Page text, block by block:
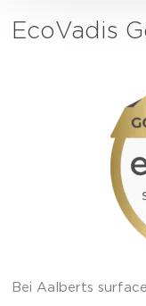
EcoVadis
Bei Aalberts